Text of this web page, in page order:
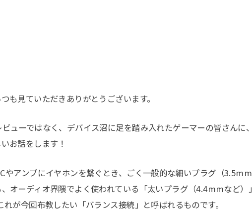
も見ていただきありがとうございます。
ューではなく、デバイス沼に足を踏み入れたゲーマーの皆さんに
お話をします！
やアンプにイヤホンを繋ぐとき、ごく一般的な細いプラグ（
オーディオ界隈でよく使われている「太いプラグ（4.4mmなど）
が今回布教したい「バランス接続」と呼ばれるものです。